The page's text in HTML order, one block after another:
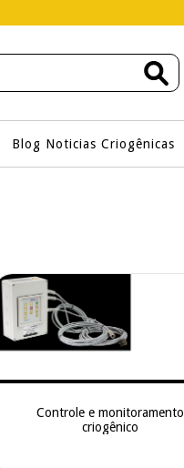
Blog Noticias Criogênicas
Controle e monitoramento
criogênico